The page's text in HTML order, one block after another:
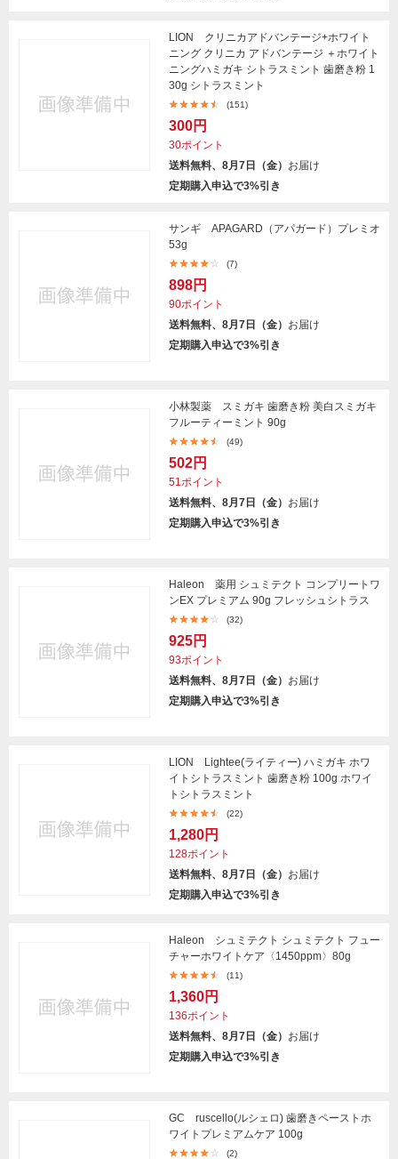
LION クリニカアドバンテージ+ホワイト
ニング クリニカ アドバンテージ ＋ホワイト
ニングハミガキ シトラスミント 歯磨き粉 1
30g シトラスミント
(151)
300円
30ポイント
送料無料、8月7日（金） お届け
定期購入申込で3%引き
サンギ APAGARD（アパガード）プレミオ
53g
(7)
898円
90ポイント
送料無料、8月7日（金） お届け
定期購入申込で3%引き
小林製薬 スミガキ 歯磨き粉 美白スミガキ
フルーティーミント 90g
(49)
502円
51ポイント
送料無料、8月7日（金） お届け
定期購入申込で3%引き
Haleon 薬用 シュミテクト コンプリートワ
ンEX プレミアム 90g フレッシュシトラス
(32)
925円
93ポイント
送料無料、8月7日（金） お届け
定期購入申込で3%引き
LION Lightee(ライティー) ハミガキ ホワ
イトシトラスミント 歯磨き粉 100g ホワイ
トシトラスミント
(22)
1,280円
128ポイント
送料無料、8月7日（金） お届け
定期購入申込で3%引き
Haleon シュミテクト シュミテクト フュー
チャーホワイトケア〈1450ppm〉80g
(11)
1,360円
136ポイント
送料無料、8月7日（金） お届け
定期購入申込で3%引き
GC ruscello(ルシェロ) 歯磨きペーストホ
ワイトプレミアムケア 100g
(2)